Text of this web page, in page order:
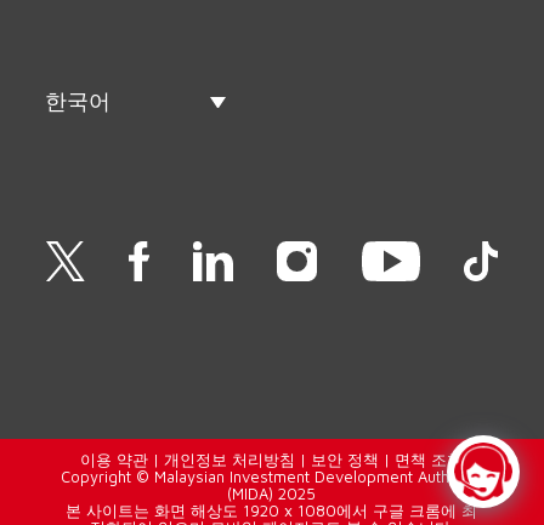
한국어
이용 약관 | 개인정보 처리방침 | 보안 정책 | 면책 조항
Copyright © Malaysian Investment Development Authority
(MIDA) 2025
본 사이트는 화면 해상도 1920 x 1080에서 구글 크롬에 최